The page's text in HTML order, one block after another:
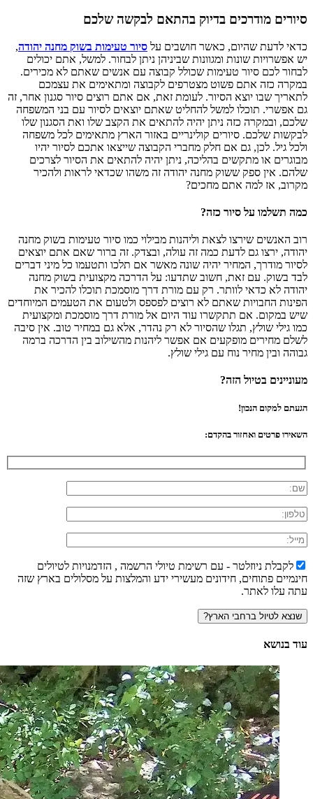
סיורים מודרכים בדיוק בהתאם לבקשה שלכם
כדאי לדעת שהיום, כאשר חושבים על סיור טעימות בשוק מחנה יהודה,
יש אפשרויות שונות ומגוונות שביניהן ניתן לבחור. למשל, אתם יכולים
לבחור לכם סיור טעימות שכולל קבוצה עם אנשים שאתם לא מכירים.
במקרה כזה אתם פשוט מצטרפים לקבוצה ומתאימים את עצמכם
לתאריך שבו יוצא הסיור. לעומת זאת, אם אתם רוצים סיור סגנון אחר, זה
גם אפשרי. תוכלו למשל להחליט שאתם יוצאים לסיור עם בני המשפחה
שלכם, ובמקרה כזה ניתן יהיה להתאים את הקצב שלו ואת הסגנון שלו
לבקשות שלכם. סיורים קולינריים באזור הארץ מתאימים לכל משפחה
ולכל גיל. לכן, גם אם חלק מחברי הקבוצה שייצאו אתכם לסיור יהיו
מבוגרים או מתקשים בהליכה, ניתן יהיה להתאים את הסיור לצרכים
שלהם. אין ספק ששוק מחנה יהודה זה משהו שכדאי לראות ולהכיר
מקרוב, אז למה אתם מחכים?
כמה תשלמו על סיור כזה?
רוב האנשים שירצו לצאת וליהנות מבילוי כמו סיור טעימות בשוק מחנה
יהודה, ירצו גם לדעת כמה זה עולה, ובצדק. זה ברור שאם אתם יוצאים
לסיור מודרך, המחיר יהיה שונה מאשר אם תלכו ותטעמו כל מיני דברים
לבד בשוק. עם זאת, חשוב שתדעו: על הדרכה מקצועית בשוק מחנה
יהודה לא כדאי לוותר. רק עם מורת דרך מוסמכת תוכלו להכיר את
הפינות החבויות שאתם לא רוצים לפספס ולטעום את הטעמים המיוחדים
שיש במקום. אם תתקשרו עוד היום אל מורת דרך מוסמכת ומקצועית
כמו גילי שולץ, תגלו שהסיור לא רק נהדר, אלא גם במחיר טוב. אין סיבה
לשלם מחירים מופקעים אם אפשר ליהנות מהשילוב בין הדרכה ברמה
גבוהה ובין מחיר נוח עם גילי שולץ.
מעוניינים בטיול הזה?
הגעתם למקום הנכון!
השאירו פרטים ואחזור בהקדם:
לקבלת ניוזלטר - עם רשימת טיולי הרשמה , הזדמנויות לטיולים
חינמיים פתוחים, חידונים מעשירי ידע והמלצות על מסלולים בארץ שזה
עתה עלו לאתר.
עוד בנושא